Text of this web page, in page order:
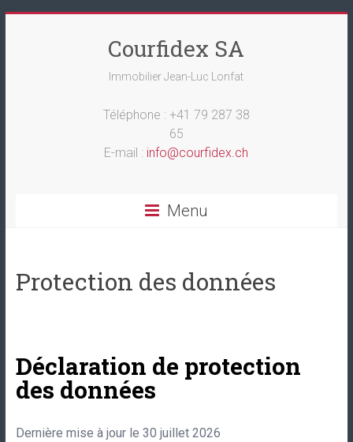
Courfidex SA
Immobilier Jean-Luc Lonfat
Téléphone : +41 79 287 38
65
E-mail : info@courfidex.ch
Menu
Protection des données
Déclaration de protection
des données
Dernière mise à jour le 30 juillet 2026